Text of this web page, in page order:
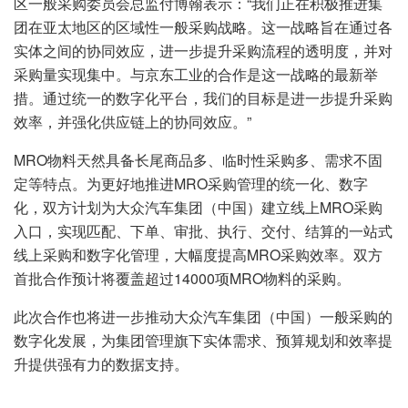
团在亚太地区的区域性一般采购战略。这一战略旨在通过各
实体之间的协同效应，进一步提升采购流程的透明度，并对
采购量实现集中。与京东工业的合作是这一战略的最新举
措。通过统一的数字化平台，我们的目标是进一步提升采购
效率，并强化供应链上的协同效应。”
MRO物料天然具备长尾商品多、临时性采购多、需求不固
定等特点。为更好地推进MRO采购管理的统一化、数字
化，双方计划为大众汽车集团（中国）建立线上MRO采购
入口，实现匹配、下单、审批、执行、交付、结算的一站式
线上采购和数字化管理，大幅度提高MRO采购效率。双方
首批合作预计将覆盖超过14000项MRO物料的采购。
此次合作也将进一步推动大众汽车集团（中国）一般采购的
数字化发展，为集团管理旗下实体需求、预算规划和效率提
升提供强有力的数据支持。